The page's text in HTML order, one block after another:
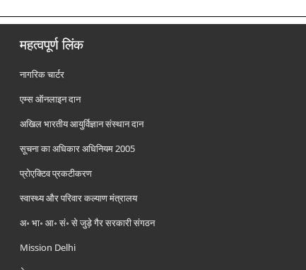
महत्वपूर्ण लिंक
नागरिक चार्टर
एम्स ऑनलाइन दान
अखिल भारतीय आयुर्विज्ञान संस्थान दान
सूचना का अधिकार अधिनियम 2005
प्रोएक्टिव प्रकटीकरण
स्वास्थ्य और परिवार कल्याण मंत्रालय
अ॰ भा॰ आ॰ सं॰ से जुड़े गैर सरकारी संगठन
Mission Delhi